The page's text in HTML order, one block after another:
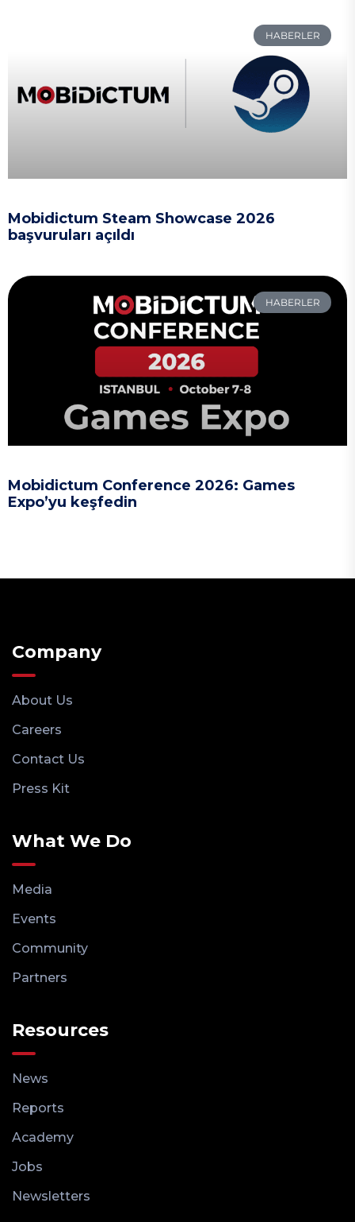
HABERLER
Mobidictum Steam Showcase 2026
başvuruları açıldı
HABERLER
Mobidictum Conference 2026: Games
Expo’yu keşfedin
Company
About Us
Careers
Contact Us
Press Kit
What We Do
Media
Events
Community
Partners
Resources
News
Reports
Academy
Jobs
Newsletters